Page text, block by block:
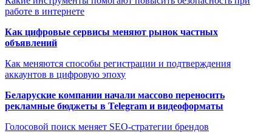
работе в интернете
Как цифровые сервисы меняют рынок частных
объявлений
Как меняются способы регистрации и подтверждения
аккаунтов в цифровую эпоху
Беларуские компании начали массово переносить
рекламные бюджеты в Telegram и видеоформаты
Голосовой поиск меняет SEO-стратегии брендов